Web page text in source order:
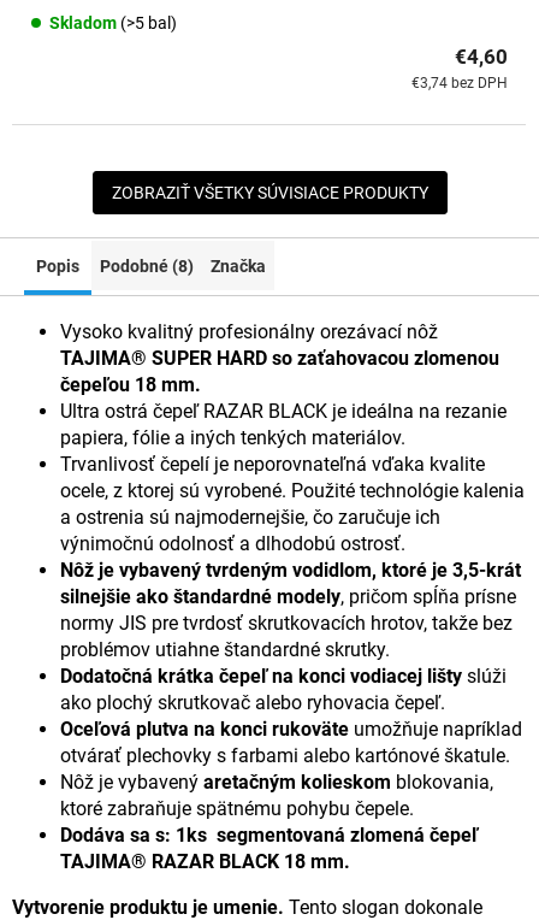
Skladom (>5 bal)
€3,74 bez DPH
€4,60
ZOBRAZIŤ VŠETKY SÚVISIACE PRODUKTY
Popis Podobné (8) Značka
Vysoko kvalitný profesionálny orezávací nôž
TAJIMA® SUPER HARD so zaťahovacou zlomenou
čepeľou 18 mm.
Ultra ostrá čepeľ RAZAR BLACK je ideálna na rezanie
papiera, fólie a iných tenkých materiálov.
Trvanlivosť čepelí je neporovnateľná vďaka kvalite
ocele, z ktorej sú vyrobené. Použité technológie kalenia
a ostrenia sú najmodernejšie, čo zaručuje ich
výnimočnú odolnosť a dlhodobú ostrosť.
Nôž je vybavený tvrdeným vodidlom, ktoré je 3,5-krát
silnejšie ako štandardné modely, pričom spĺňa prísne
normy JIS pre tvrdosť skrutkovacích hrotov, takže bez
problémov utiahne štandardné skrutky.
Dodatočná krátka čepeľ na konci vodiacej lišty slúži
ako plochý skrutkovač alebo ryhovacia čepeľ.
Oceľová plutva na konci rukoväte umožňuje napríklad
otvárať plechovky s farbami alebo kartónové škatule.
Nôž je vybavený aretačným kolieskom blokovania,
ktoré zabraňuje spätnému pohybu čepele.
Dodáva sa s: 1ks segmentovaná zlomená čepeľ
TAJIMA® RAZAR BLACK 18 mm.
Vytvorenie produktu je umenie. Tento slogan dokonale